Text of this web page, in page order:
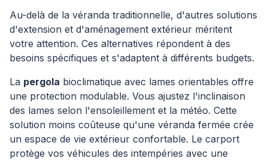
Au-delà de la véranda traditionnelle, d'autres solutions
d'extension et d'aménagement extérieur méritent
votre attention. Ces alternatives répondent à des
besoins spécifiques et s'adaptent à différents budgets.
La pergola bioclimatique avec lames orientables offre
une protection modulable. Vous ajustez l'inclinaison
des lames selon l'ensoleillement et la météo. Cette
solution moins coûteuse qu'une véranda fermée crée
un espace de vie extérieur confortable. Le carport
protège vos véhicules des intempéries avec une